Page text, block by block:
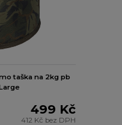
taška na 2kg pb
499 Kč
412 Kč bez DPH